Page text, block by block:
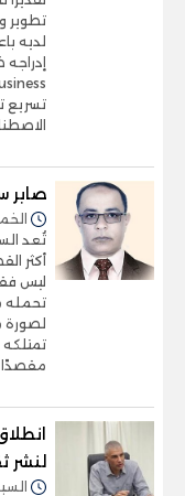
تطوير
لديه
تسريع
صابر
الخميس 05/
تُعد
أكثر
ليس
تحمله
لصورة
مقصدًا
لنشر
السبت 17/يناير/